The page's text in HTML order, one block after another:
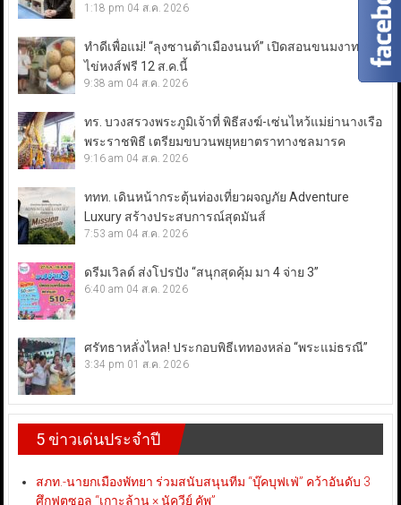
1:18 pm 04 ส.ค. 2026
ทำดีเพื่อแม่! “ลุงซานต้าเมืองนนท์” เปิดสอนขนมงาทอด-
ไข่หงส์ฟรี 12 ส.ค.นี้
9:38 am 04 ส.ค. 2026
ทร. บวงสรวงพระภูมิเจ้าที่ พิธีสงฆ์-เซ่นไหว้แม่ย่านางเรือ
พระราชพิธี เตรียมขบวนพยุหยาตราทางชลมารค
9:16 am 04 ส.ค. 2026
ททท. เดินหน้ากระตุ้นท่องเที่ยวผจญภัย Adventure
Luxury สร้างประสบการณ์สุดมันส์
7:53 am 04 ส.ค. 2026
ดรีมเวิลด์ ส่งโปรปัง “สนุกสุดคุ้ม มา 4 จ่าย 3”
6:40 am 04 ส.ค. 2026
ศรัทธาหลั่งไหล! ประกอบพิธีเททองหล่อ “พระแม่ธรณี”
3:34 pm 01 ส.ค. 2026
5 ข่าวเด่นประจำปี
สภท.-นายกเมืองพัทยา ร่วมสนับสนุนทีม “บุ๊คบุฟเฟ่” คว้าอันดับ 3
ศึกฟุตซอล “เกาะล้าน × นัควีย์ คัพ”